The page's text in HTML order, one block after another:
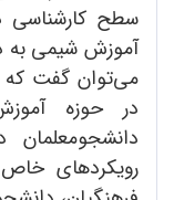
سطح کارشناسی
آموزش شیمی به
می‌توان گفت
در حوزه‌
رویکردهای